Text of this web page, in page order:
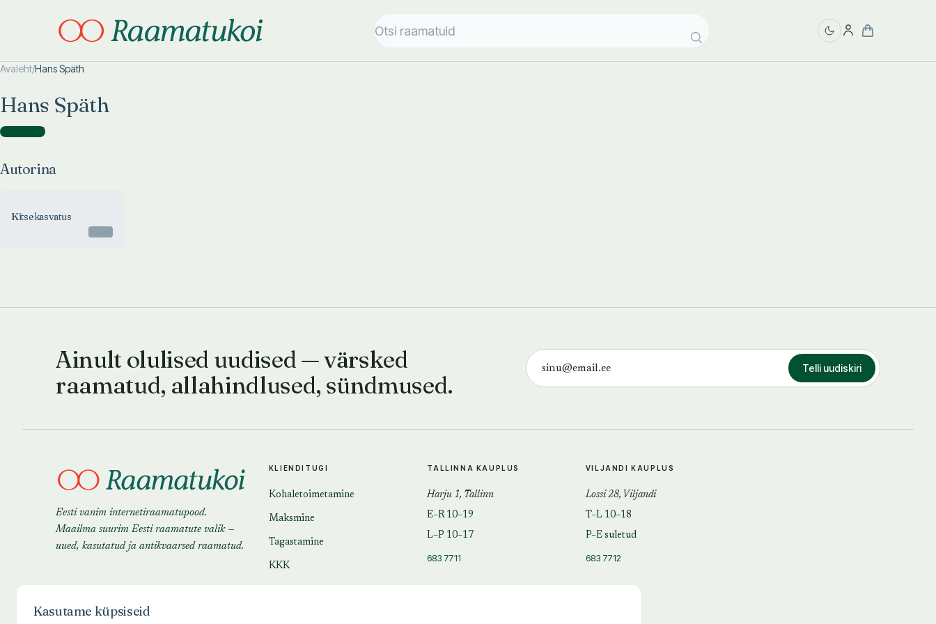
Avaleht/Hans Späth
Hans Späth
Autorina )
Autorina
Kitsekasvatus
Ainult olulised uudised — värsked
raamatud, allahindlused, sündmused.
Telli uudiskiri
Eesti vanim internetiraamatupood.
Maailma suurim Eesti raamatute valik —
uued, kasutatud ja antikvaarsed raamatud.
KLIENDITUGI
Kohaletoimetamine
Maksmine
Tagastamine
KKK
TALLINNA KAUPLUS
Harju 1, Tallinn
E–R 10–19
L–P 10–17
683 7711
VILJANDI KAUPLUS
Lossi 28, Viljandi
T–L 10–18
P–E suletud
683 7712
Kasutame küpsiseid